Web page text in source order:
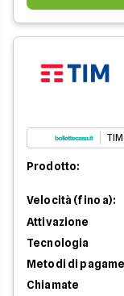
Prodotto:
Velocità (fino a):
Attivazione
Tecnologia
Metodi di
Chiamate